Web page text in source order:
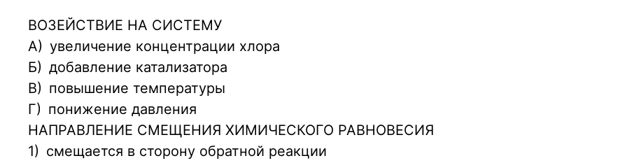
ВОЗЕЙСТВИЕ НА СИСТЕМУ
А) увеличение концентрации хлора
Б) добавление катализатора
В) повышение температуры
Г) понижение давления
НАПРАВЛЕНИЕ СМЕЩЕНИЯ ХИМИЧЕСКОГО РАВНОВЕСИЯ
1) смещается в сторону обратной реакции